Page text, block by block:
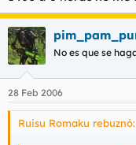
claro trabajando 12
acabarás reventado.
No es que se
28 Feb 2006
Ruisu Romaku rebuznó: